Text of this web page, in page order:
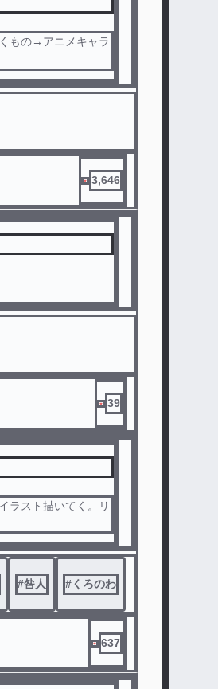
もの→アニメキャラ
てください
るので、そちらでリ
3,646
39
ラスト描いてく。リ
#咎人 #くろのわ
637